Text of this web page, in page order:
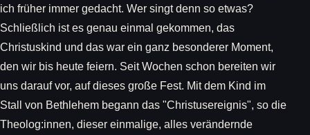
ich früher immer gedacht. Wer singt denn so etwas?
Schließlich ist es genau einmal gekommen, das
Christuskind und das war ein ganz besonderer Moment,
den wir bis heute feiern. Seit Wochen schon bereiten wir
uns darauf vor, auf dieses große Fest. Mit dem Kind im
Stall von Bethlehem begann das "Christusereignis", so die
Theolog:innen, dieser einmalige, alles verändernde